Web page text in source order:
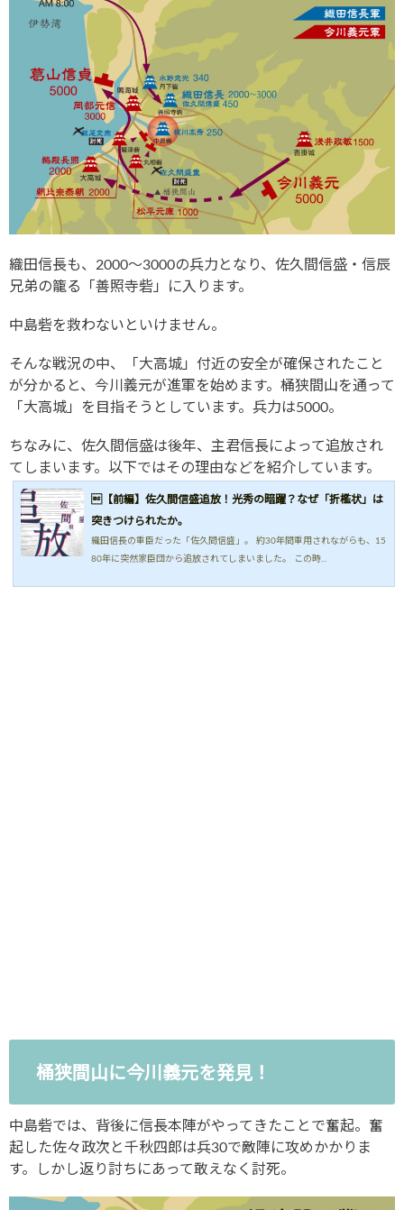
織田信長も、2000〜3000の兵力となり、佐久間信盛・信辰
兄弟の籠る「善照寺砦」に入ります。
中島砦を救わないといけません。
そんな戦況の中、「大高城」付近の安全が確保されたこと
が分かると、今川義元が進軍を始めます。桶狭間山を通って
「大高城」を目指そうとしています。兵力は5000。
ちなみに、佐久間信盛は後年、主君信長によって追放され
てしまいます。以下ではその理由などを紹介しています。
【前編】佐久間信盛追放！光秀の暗躍？なぜ「折檻状」は
突きつけられたか。
織田信長の重臣だった「佐久間信盛」。 約30年間重用されながらも、15
80年に突然家臣団から追放されてしまいました。 この時...
桶狭間山に今川義元を発見！
中島砦では、背後に信長本陣がやってきたことで奮起。奮
起した佐々政次と千秋四郎は兵30で敵陣に攻めかかりま
す。しかし返り討ちにあって敢えなく討死。